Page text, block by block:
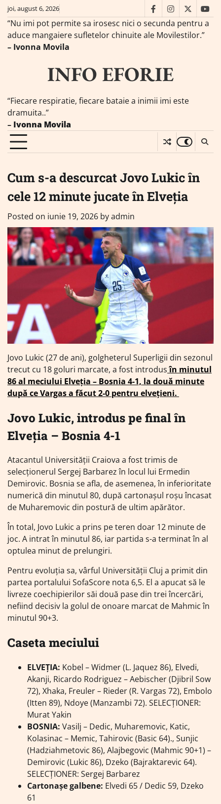
Skip
content
joi, august 6, 2026 facebookinstagram
twitter
“Nu imi pot permite sa irosesc nici o secunda pentru a
aduce mangaiere sufletelor chinuite ale Movilestilor.”
– Ivonna Movila
INFO EFORIE
“Fiecare respiratie, fiecare bataie a inimii imi este
dramuita..”
– Ivonna Movila
Cum s-a descurcat Jovo Lukic în
cele 12 minute jucate în Elveția
Posted on iunie 19, 2026 byadmin
Jovo Lukic (27 de ani), golgheterul Superligii din sezonul
trecut cu 18 goluri marcate, a fost introdusîn minutul
86 al meciului Elveția – Bosnia 4-1, la două minute
după ce Vargas a făcut 2-0 pentru elvețieni.
Jovo Lukic, introdus pe final în
Elveția – Bosnia 4-1
Atacantul Universității Craiova a fost trimis de
selecționerul Sergej Barbarez în locul lui Ermedin
Demirovic. Bosnia se afla, de asemenea, în inferioritate
numerică din minutul 80, după cartonașul roșu încasat
de Muharemovic din postură de ultim apărător.
În total, Jovo Lukic a prins pe teren doar 12 minute de
joc. A intrat în minutul 86, iar partida s-a terminat în al
optulea minut de prelungiri.
Pentru evoluția sa, vârful Universității Cluj a primit din
partea portalului SofaScore nota 6,5. El a apucat să le
livreze coechipierilor săi două pase din trei încercări,
nefiind decisiv la golul de onoare marcat de Mahmic în
minutul 90+3.
Caseta meciului
ELVEŢIA: Kobel – Widmer (L. Jaquez 86), Elvedi,
Akanji, Ricardo Rodriguez – Aebischer (Djibril Sow
72), Xhaka, Freuler – Rieder (R. Vargas 72), Embolo
(Itten 89), Ndoye (Manzambi 72). SELECŢIONER:
Murat Yakin
BOSNIA: Vasilj – Dedic, Muharemovic, Katic,
Kolasinac – Memic, Tahirovic (Basic 64)., Sunjic
(Hadziahmetovic 86), Alajbegovic (Mahmic 90+1) –
Demirovic (Lukic 86), Dzeko (Bajraktarevic 64).
SELECŢIONER: Sergej Barbarez
Cartonaşe galbene: Elvedi 65 / Dedic 59, Dzeko
61